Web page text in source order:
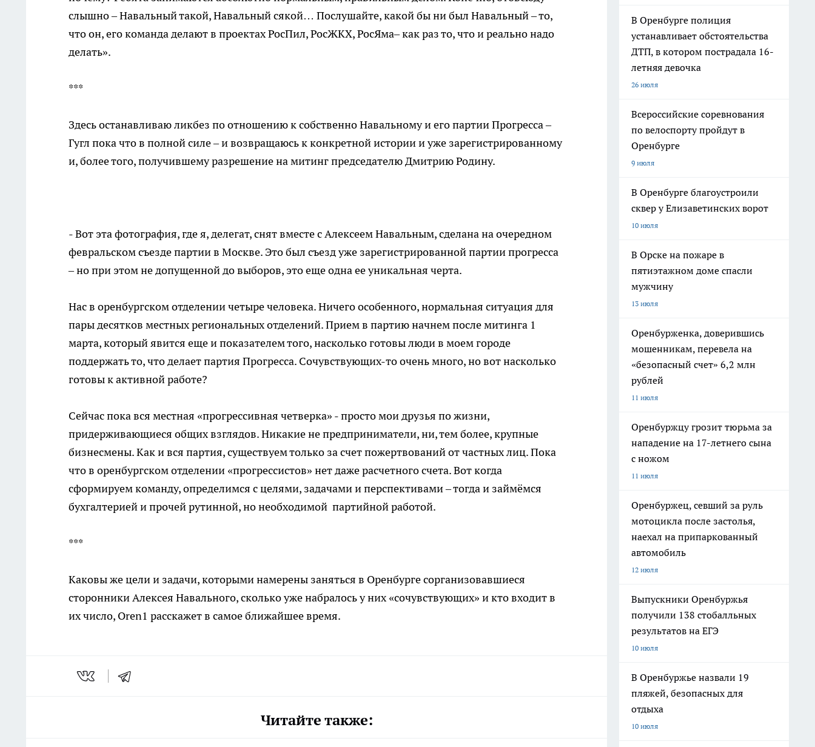
слышно – Навальный такой, Навальный сякой… Послушайте, какой бы ни был Навальный – то,
что он, его команда делают в проектах РосПил, РосЖКХ, РосЯма– как раз то, что и реально надо
делать».
***
Здесь останавливаю ликбез по отношению к собственно Навальному и его партии Прогресса –
Гугл пока что в полной силе – и возвращаюсь к конкретной истории и уже зарегистрированному
и, более того, получившему разрешение на митинг председателю Дмитрию Родину.
- Вот эта фотография, где я, делегат, снят вместе с Алексеем Навальным, сделана на очередном
февральском съезде партии в Москве. Это был съезд уже зарегистрированной партии прогресса
– но при этом не допущенной до выборов, это еще одна ее уникальная черта.
Нас в оренбургском отделении четыре человека. Ничего особенного, нормальная ситуация для
пары десятков местных региональных отделений. Прием в партию начнем после митинга 1
марта, который явится еще и показателем того, насколько готовы люди в моем городе
поддержать то, что делает партия Прогресса. Сочувствующих-то очень много, но вот насколько
готовы к активной работе?
Сейчас пока вся местная «прогрессивная четверка» - просто мои друзья по жизни,
придерживающиеся общих взглядов. Никакие не предприниматели, ни, тем более, крупные
бизнесмены. Как и вся партия, существуем только за счет пожертвований от частных лиц. Пока
что в оренбургском отделении «прогрессистов» нет даже расчетного счета. Вот когда
сформируем команду, определимся с целями, задачами и перспективами – тогда и займёмся
бухгалтерией и прочей рутинной, но необходимой партийной работой.
***
Каковы же цели и задачи, которыми намерены заняться в Оренбурге сорганизовавшиеся
сторонники Алексея Навального, сколько уже набралось у них «сочувствующих» и кто входит в
их число, Oren1 расскажет в самое ближайшее время.
Читайте также:
В Оренбурге полиция
устанавливает обстоятельства
ДТП, в котором пострадала 16-
летняя девочка
26 июля
Всероссийские соревнования
по велоспорту пройдут в
Оренбурге
9 июля
В Оренбурге благоустроили
сквер у Елизаветинских ворот
10 июля
В Орске на пожаре в
пятиэтажном доме спасли
мужчину
13 июля
Оренбурженка, доверившись
мошенникам, перевела на
«безопасный счет» 6,2 млн
рублей
11 июля
Оренбуржцу грозит тюрьма за
нападение на 17-летнего сына
с ножом
11 июля
Оренбуржец, севший за руль
мотоцикла после застолья,
наехал на припаркованный
автомобиль
12 июля
Выпускники Оренбуржья
получили 138 стобалльных
результатов на ЕГЭ
10 июля
В Оренбуржье назвали 19
пляжей, безопасных для
отдыха
10 июля